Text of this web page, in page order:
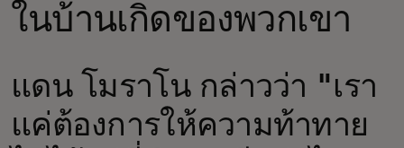
ข่าวสารและแนวโน้ม
ในบ้านเกิดของพวกเขา
แดน โมราโน กล่าวว่า "เรา
แค่ต้องการให้ความท้าทาย